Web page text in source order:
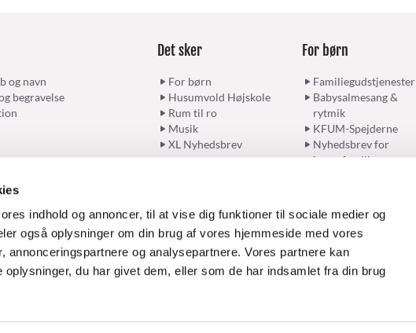
indhold og annoncer, til at vise dig funktioner til sociale medier og
også oplysninger om din brug af vores hjemmeside med vores
annonceringspartnere og analysepartnere. Vores partnere kan
du har givet dem, eller som de har indsamlet fra din brug
og navn
begravelse
Det sker
For børn
Husumvold Højskole
Rum til ro
Musik
XL Nyhedsbrev
For børn
Familiegudstjenester
Babysalmesang &
rytmik
KFUM-Spejderne
Nyhedsbrev for
børnefamilier
kirken Følg kirken